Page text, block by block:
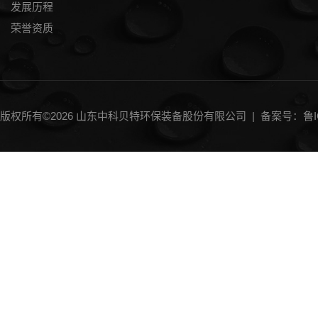
发展历程
荣誉资质
版权所有©2026 山东中科贝特环保装备股份有限公司 | 备案号：鲁